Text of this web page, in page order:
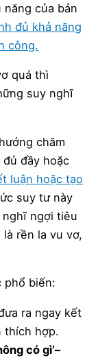
của bản
đủ khả năng
công.
quá thì
suy nghĩ
chăm
đầy hoặc
luận hoặc tạo
suy tư này
ngợi tiêu
rền la vu vơ,
phổ biến:
ra ngay kết
thích hợp.
có gì’–